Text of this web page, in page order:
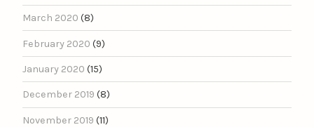
March 2020 (8)
February 2020 (9)
January 2020 (15)
December 2019 (8)
November 2019 (11)